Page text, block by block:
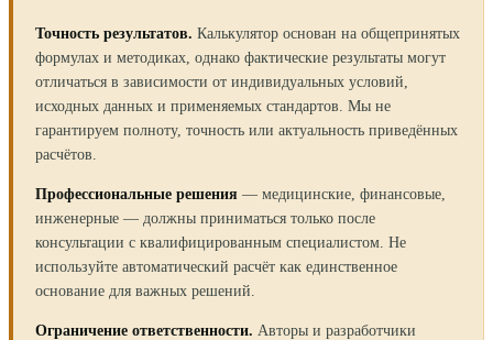
Точность результатов. Калькулятор основан на общепринятых
формулах и методиках, однако фактические результаты могут
отличаться в зависимости от индивидуальных условий,
исходных данных и применяемых стандартов. Мы не
гарантируем полноту, точность или актуальность приведённых
расчётов.
Профессиональные решения — медицинские, финансовые,
инженерные — должны приниматься только после
консультации с квалифицированным специалистом. Не
используйте автоматический расчёт как единственное
основание для важных решений.
Ограничение ответственности. Авторы и разработчики